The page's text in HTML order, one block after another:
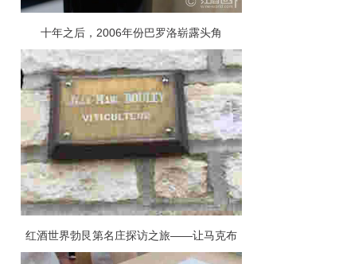
十年之后，2006年份巴罗洛崭露头角
红酒世界勃艮第名庄探访之旅——让马克布
莱酒庄